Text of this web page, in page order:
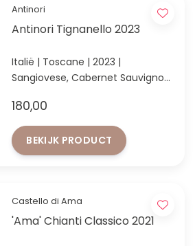
Antinori
Antinori Tignanello 2023
Italië | Toscane | 2023 |
Sangiovese, Cabernet Sauvignon
Verfijnde Toscaanse kracht met
zijdezachte tannines en
indrukwekkende lengte
180,00
BEKIJK PRODUCT
Castello di Ama
'Ama' Chianti Classico 2021